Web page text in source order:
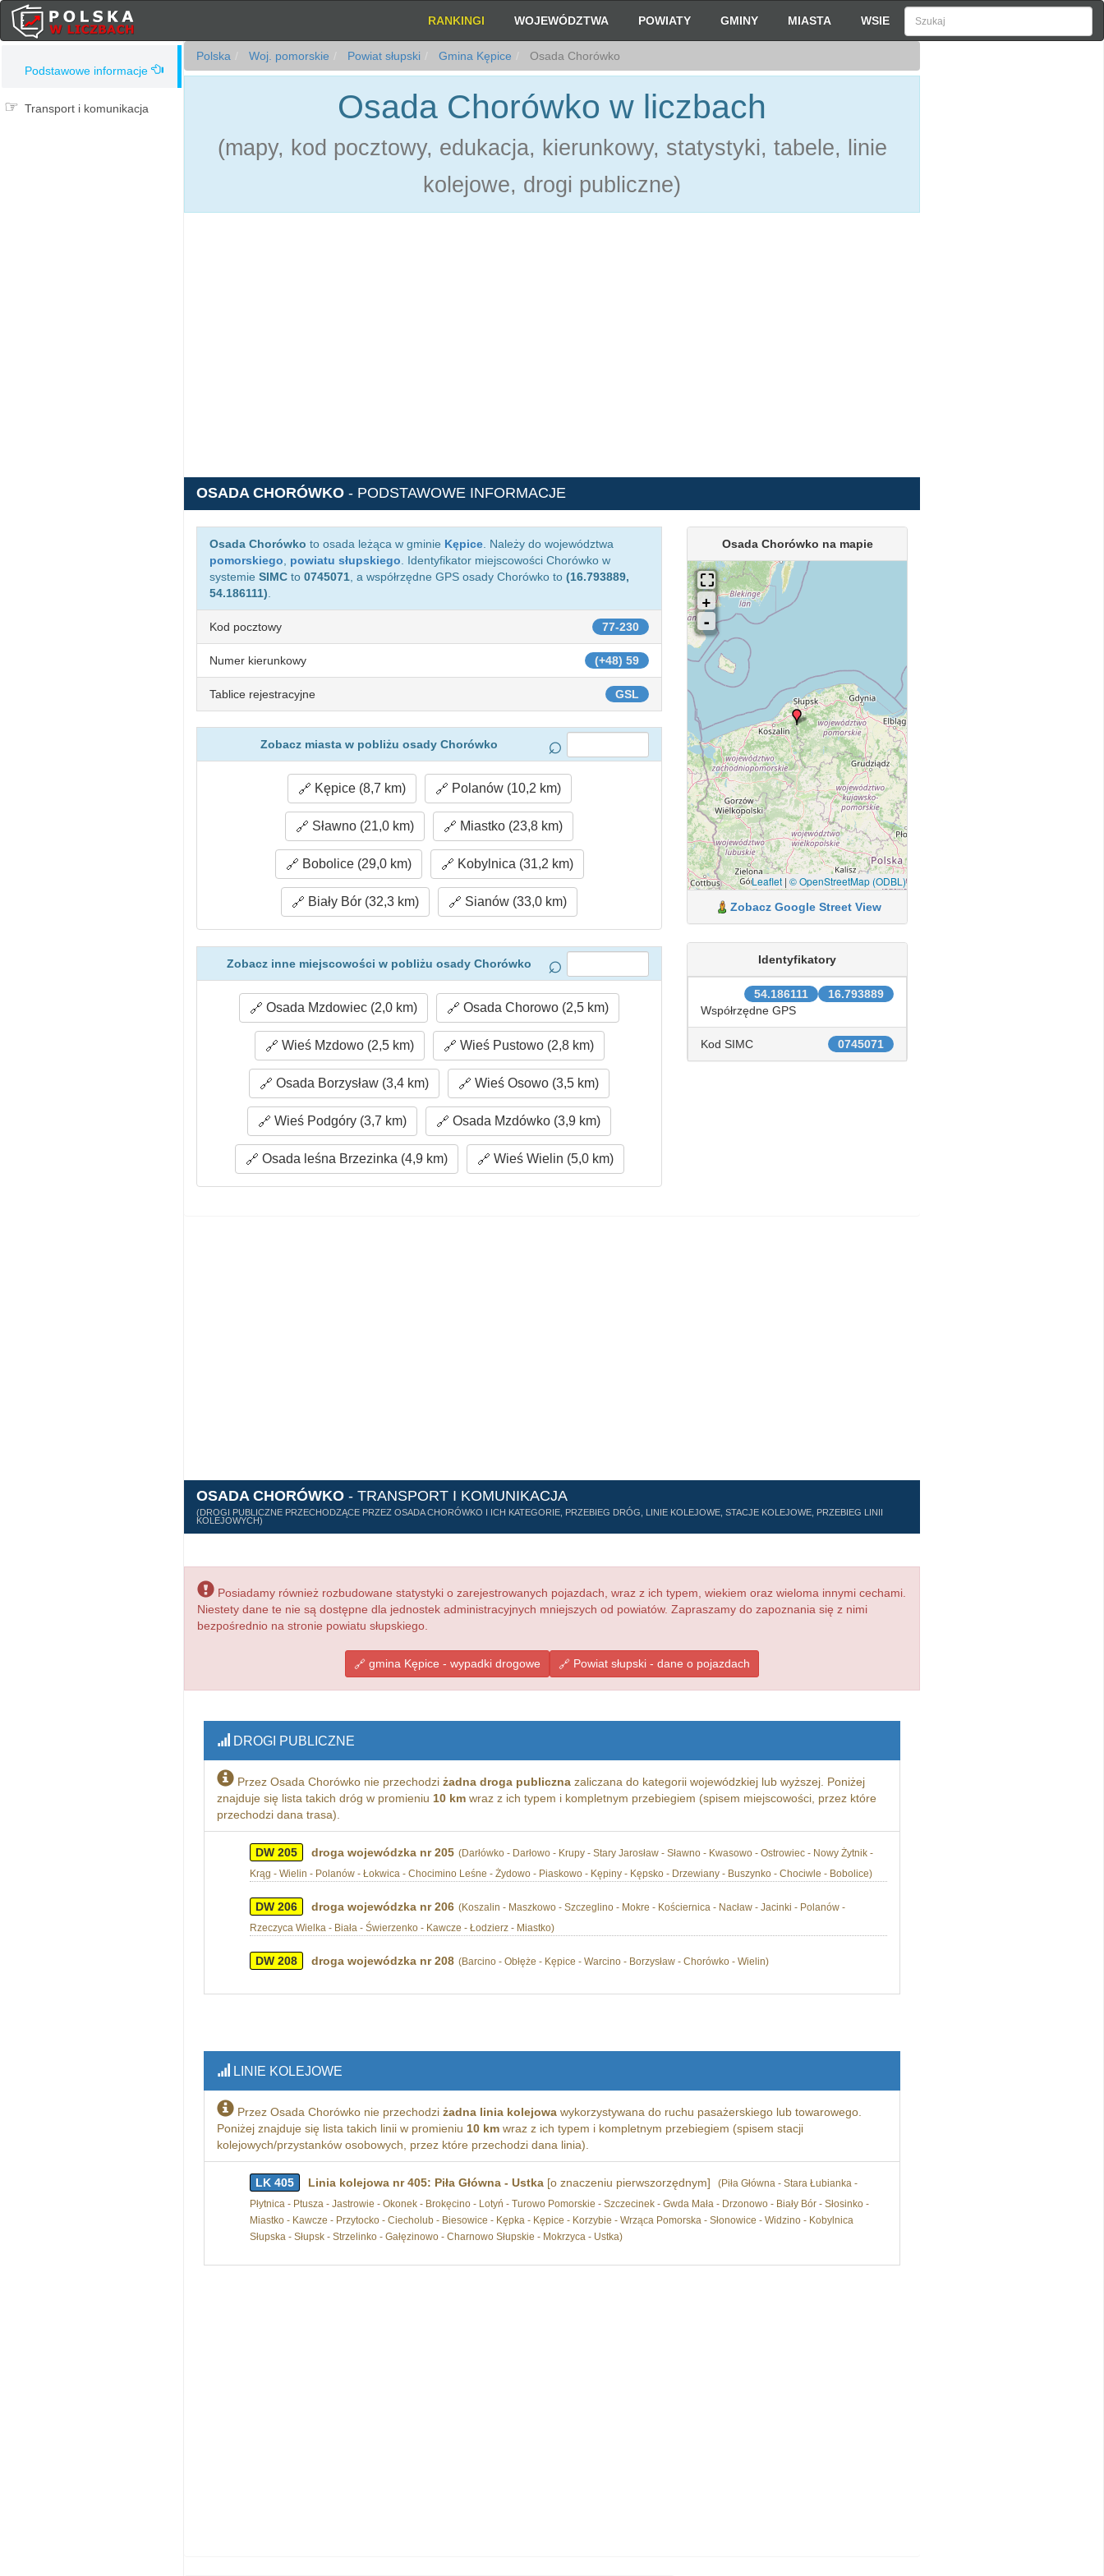
RANKINGI WOJEWÓDZTWA POWIATY GMINY MIASTA WSIE
Podstawowe informacje
Transport i komunikacja
Polska Woj. pomorskie Powiat słupski Gmina Kępice Osada Chorówko
Osada Chorówko w liczbach
(mapy, kod pocztowy, edukacja, kierunkowy, statystyki, tabele, linie
kolejowe, drogi publiczne)
OSADA CHORÓWKO - PODSTAWOWE INFORMACJE
Osada Chorówko to osada leżąca w gminie Kępice . Należy do województwa
pomorskiego
powiatu słupskiego . Identyfikator miejscowości Chorówko w
systemie SIMC to 0745071 , a współrzędne GPS osady Chorówko to (16.793889,
54.186111)
77-230
Kod pocztowy
(+48) 59
Numer kierunkowy
GSL
Tablice rejestracyjne
Zobacz miasta w pobliżu osady Chorówko
Kępice (8,7 km) Polanów (10,2 km)
Sławno (21,0 km) Miastko (23,8 km)
Bobolice (29,0 km) Kobylnica (31,2 km)
Biały Bór (32,3 km) Sianów (33,0 km)
Zobacz inne miejscowości w pobliżu osady Chorówko
Osada Mzdowiec (2,0 km) Osada Chorowo (2,5 km)
Wieś Mzdowo (2,5 km) Wieś Pustowo (2,8 km)
Osada Borzysław (3,4 km) Wieś Osowo (3,5 km)
Wieś Podgóry (3,7 km) Osada Mzdówko (3,9 km)
Osada leśna Brzezinka (4,9 km) Wieś Wielin (5,0 km)
Osada Chorówko na mapie
Leaflet| © OpenStreetMap (ODBL)
Zobacz Google Street View
Identyfikatory
16.793889
54.186111
Współrzędne GPS
0745071
Kod SIMC
OSADA CHORÓWKO - TRANSPORT I KOMUNIKACJA
(DROGI PUBLICZNE PRZECHODZĄCE PRZEZ OSADA CHORÓWKO I ICH KATEGORIE, PRZEBIEG DRÓG, LINIE KOLEJOWE, STACJE KOLEJOWE, PRZEBIEG LINII
KOLEJOWYCH)
Posiadamy również rozbudowane statystyki o zarejestrowanych pojazdach, wraz z ich typem, wiekiem oraz wieloma innymi cechami.
Niestety dane te nie są dostępne dla jednostek administracyjnych mniejszych od powiatów. Zapraszamy do zapoznania się z nimi
bezpośrednio na stronie powiatu słupskiego.
gmina Kępice - wypadki drogowe Powiat słupski - dane o pojazdach
DROGI PUBLICZNE
Przez Osada Chorówko nie przechodzi żadna droga publicznazaliczana do kategorii wojewódzkiej lub wyższej. Poniżej
znajduje się lista takich dróg w promieniu 10 kmwraz z ich typem i kompletnym przebiegiem (spisem miejscowości, przez które
przechodzi dana trasa).
DW 205 droga wojewódzka nr 205 (Darłówko - Darłowo - Krupy - Stary Jarosław - Sławno - Kwasowo - Ostrowiec - Nowy Żytnik -
Krąg - Wielin - Polanów - Łokwica - Chocimino Leśne - Żydowo - Piaskowo - Kępiny - Kępsko - Drzewiany - Buszynko - Chociwle - Bobolice)
DW 206 droga wojewódzka nr 206 (Koszalin - Maszkowo - Szczeglino - Mokre - Kościernica - Nacław - Jacinki - Polanów -
Rzeczyca Wielka - Biała - Świerzenko - Kawcze - Łodzierz - Miastko)
DW 208 droga wojewódzka nr 208 (Barcino - Obłęże - Kępice - Warcino - Borzysław - Chorówko - Wielin)
LINIE KOLEJOWE
Przez Osada Chorówko nie przechodzi żadna linia kolejowawykorzystywana do ruchu pasażerskiego lub towarowego.
Poniżej znajduje się lista takich linii w promieniu 10 kmwraz z ich typem i kompletnym przebiegiem (spisem stacji
kolejowych/przystanków osobowych, przez które przechodzi dana linia).
LK 405 Linia kolejowa nr 405: Piła Główna - Ustka[o znaczeniu pierwszorzędnym]
(Piła Główna - Stara Łubianka -
Płytnica - Ptusza - Jastrowie - Okonek - Brokęcino - Lotyń - Turowo Pomorskie - Szczecinek - Gwda Mała - Drzonowo - Biały Bór - Słosinko -
Miastko - Kawcze - Przytocko - Ciecholub - Biesowice - Kępka - Kępice - Korzybie - Wrząca Pomorska - Słonowice - Widzino - Kobylnica
Słupska - Słupsk - Strzelinko - Gałęzinowo - Charnowo Słupskie - Mokrzyca - Ustka)